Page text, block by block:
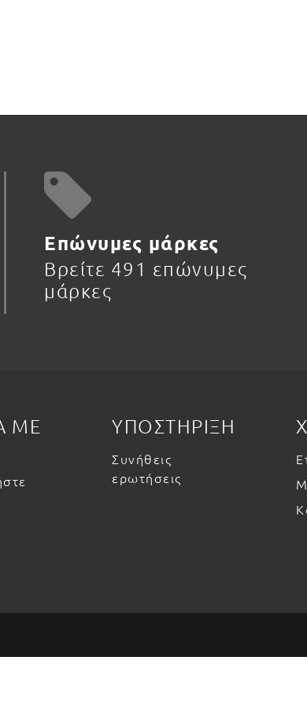
Επώνυμες μάρκες
Βρείτε 491 επώνυμες
μάρκες
ΜΕ
ΥΠΟΣΤΗΡΙΞΗ
Συνήθεις
ερωτήσεις